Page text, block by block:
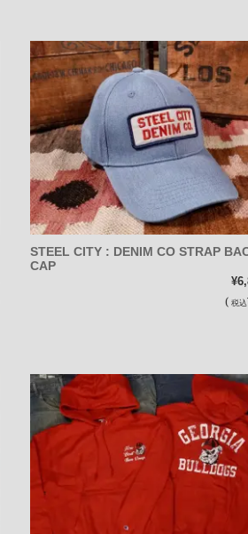
STEEL CITY : DENIM CO STRAP
CAP
( 税込